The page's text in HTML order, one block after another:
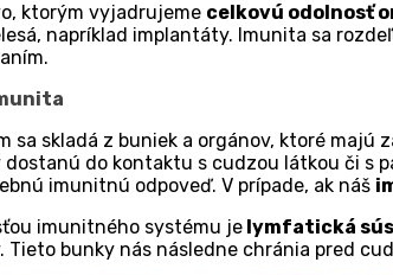
ktorým vyjadrujeme celkovú odolnosť
napríklad implantáty. Imunita sa
sa skladá z buniek a orgánov, ktoré majú
do kontaktu s cudzou látkou či s
imunitnú odpoveď. V prípade, ak náš
imunitného systému je lymfatická
Tieto bunky nás následne chránia pred